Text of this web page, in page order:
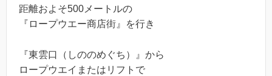
距離およそ500メートルの
『ロープウエー商店街』を行き
『東雲口（しののめぐち）』から
ロープウエイまたはリフトで